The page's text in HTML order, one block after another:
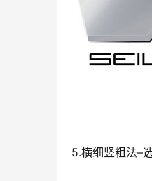
5.横细竖粗法–